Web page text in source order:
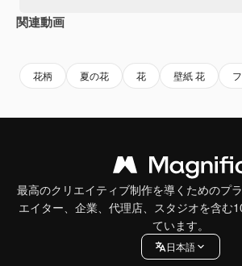
関連動画
花柄 夏の花 花 壁紙 花
最高のクリエイティブ制作を導くためのプ
エイター、企業、代理店、スタジオを含む
ています。
日本語